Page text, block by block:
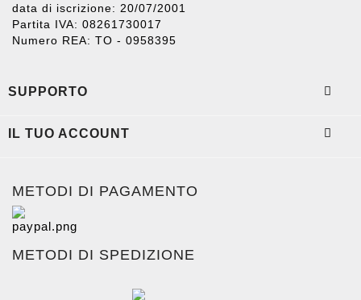
data di iscrizione: 20/07/2001
Partita IVA: 08261730017
Numero REA: TO - 0958395
SUPPORTO 
IL TUO ACCOUNT 
METODI DI PAGAMENTO
METODI DI SPEDIZIONE